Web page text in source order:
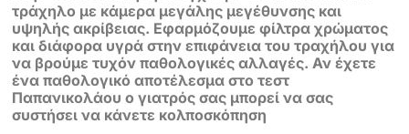
τράχηλο με κάμερα μεγάλης μεγέθυνσης και
υψηλής ακρίβειας. Εφαρμόζουμε φίλτρα χρώματος
και διάφορα υγρά στην επιφάνεια του τραχήλου για
να βρούμε τυχόν παθολογικές αλλαγές. Αν έχετε
ένα παθολογικό αποτέλεσμα στο τεστ
Παπανικολάου ο γιατρός σας μπορεί να σας
συστήσει να κάνετε κολποσκόπηση